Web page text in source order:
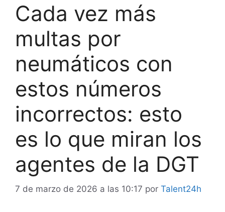
Cada vez más
multas por
neumáticos con
estos números
incorrectos: esto
es lo que miran los
agentes de la DGT
7 de marzo de 2026 a las 10:17 por Talent24h